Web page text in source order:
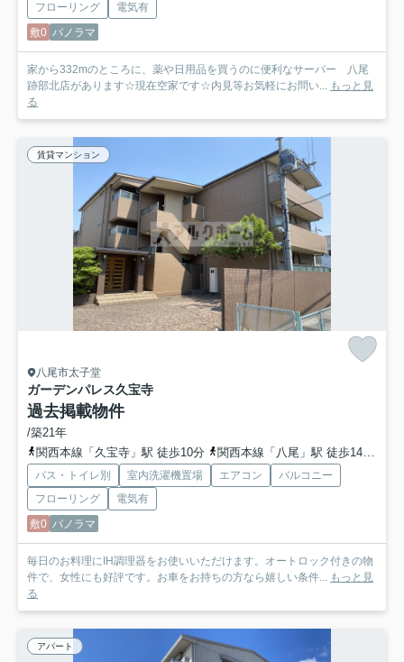
フローリング
電気有
敷0 パノラマ
家から332mのところに、薬や日用品を買うのに便利なサーバー 八尾
跡部北店があります☆現在空家です☆内見等お気軽にお問い... もっと見
る
賃貸マンション
八尾市太子堂
ガーデンパレス久宝寺
過去掲載物件
/築21年
関西本線「久宝寺」駅 徒歩10分
関西本線「八尾」駅 徒歩14分
バス・トイレ別 室内洗濯機置場 エアコン
バルコニー
フローリング
電気有
敷0 パノラマ
毎日のお料理にIH調理器をお使いいただけます。オートロック付きの物
件で、女性にも好評です。お車をお持ちの方なら嬉しい条件... もっと見
る
アパート